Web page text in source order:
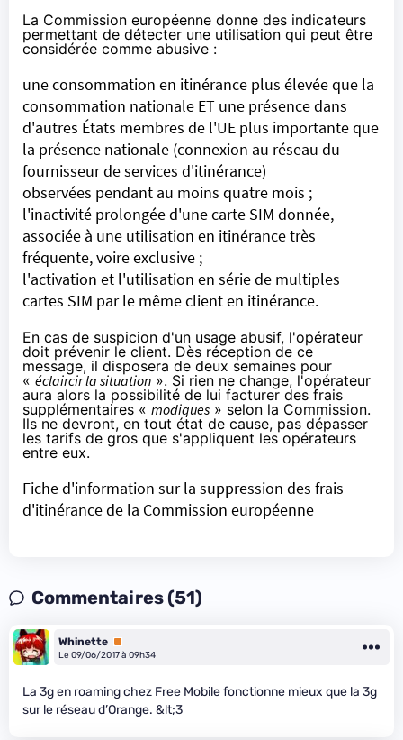
La Commission européenne donne des indicateurs
permettant de détecter une utilisation qui peut être
considérée comme abusive :
une consommation en itinérance plus élevée que la
consommation nationale ET une présence dans
d'autres États membres de l'UE plus importante que
la présence nationale (connexion au réseau du
fournisseur de services d'itinérance)
observées pendant au moins quatre mois ;
l'inactivité prolongée d'une carte SIM donnée,
associée à une utilisation en itinérance très
fréquente, voire exclusive ;
l'activation et l'utilisation en série de multiples
cartes SIM par le même client en itinérance.
En cas de suspicion d'un usage abusif, l'opérateur
doit prévenir le client. Dès réception de ce
message, il disposera de deux semaines pour
« éclaircir la situation ». Si rien ne change, l'opérateur
aura alors la possibilité de lui facturer des frais
supplémentaires « modiques » selon la Commission.
Ils ne devront, en tout état de cause, pas dépasser
les tarifs de gros que s'appliquent les opérateurs
entre eux.
Fiche d'information sur la suppression des frais
d'itinérance de la Commission européenne
Commentaires (51)
Whinette Premium
Le 09/06/2017 à 09h34
La 3g en roaming chez Free Mobile fonctionne mieux que la 3g
sur le réseau d’Orange. &lt;3